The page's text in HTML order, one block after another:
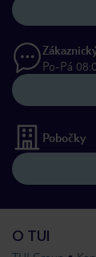
Po-Pá
Pobočky
O TUI